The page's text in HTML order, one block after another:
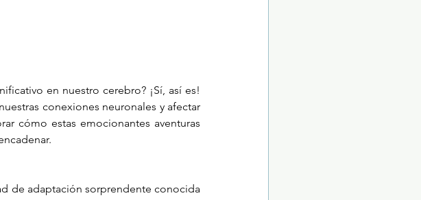
en nuestro cerebro? ¡Sí, así es!
conexiones neuronales y afectar
cómo estas emocionantes aventuras
de adaptación sorprendente conocida